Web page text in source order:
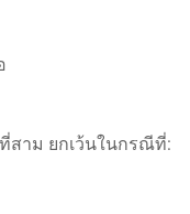
สาม ยกเว้นในกรณีที่: